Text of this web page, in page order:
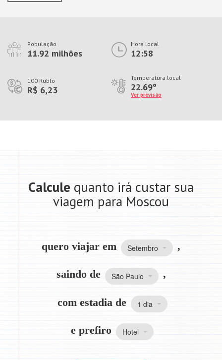
População
11.92 milhões
Hora local
12:58
100 Rublo
R$ 6,23
Temperatura local
22.69º
Ver previsão
Calcule quanto irá custar sua
viagem para Moscou
quero viajar em Setembro ,
saindo de São Paulo ,
com estadia de 1 dia
e prefiro Hotel